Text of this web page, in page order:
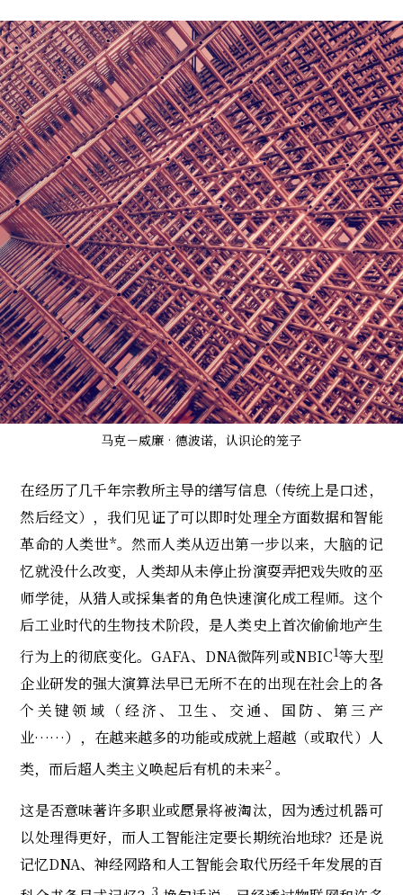
马克－威廉‧德波诺，认识论的笼子
在经历了几千年宗教所主导的缮写信息（传统上是口述，
然后经文），我们见证了可以即时处理全方面数据和智能
革命的人类世*。然而人类从迈出第一步以来，大脑的记
忆就没什么改变，人类却从未停止扮演耍弄把戏失败的巫
师学徒，从猎人或採集者的角色快速演化成工程师。这个
后工业时代的生物技术阶段，是人类史上首次偷偷地产生
行为上的彻底变化。GAFA、DNA微阵列或NBIC1等大型
企业研发的强大演算法早已无所不在的出现在社会上的各
个关键领域（经济、卫生、交通、国防、第三产
业……），在越来越多的功能或成就上超越（或取代）人
类，而后超人类主义唤起后有机的未来2 。
这是否意味著许多职业或愿景将被淘汰，因为透过机器可
以处理得更好，而人工智能注定要长期统治地球？还是说
记忆DNA、神经网路和人工智能会取代历经千年发展的百
3